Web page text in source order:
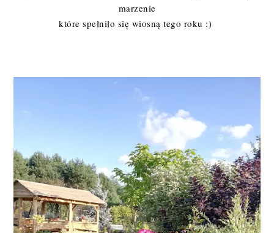
marzenie
które spełniło się wiosną tego roku :)